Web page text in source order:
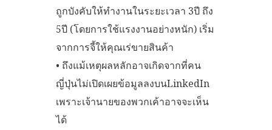
ถูกบังคับให้ทำงานในระยะเวลา 3ปี ถึง
5ปี (โดยการใช้แรงงานอย่างหนัก) เริ่ม
จากการจี้ให้คุณเร่ขายสินค้า
• ถึงแม้เหตุผลหลักอาจเกิดจากที่คน
ญี่ปุ่นไม่เปิดเผยข้อมูลลงบนLinkedIn
เพราะเจ้านายของพวกเค้าอาจจะเห็น
ได้